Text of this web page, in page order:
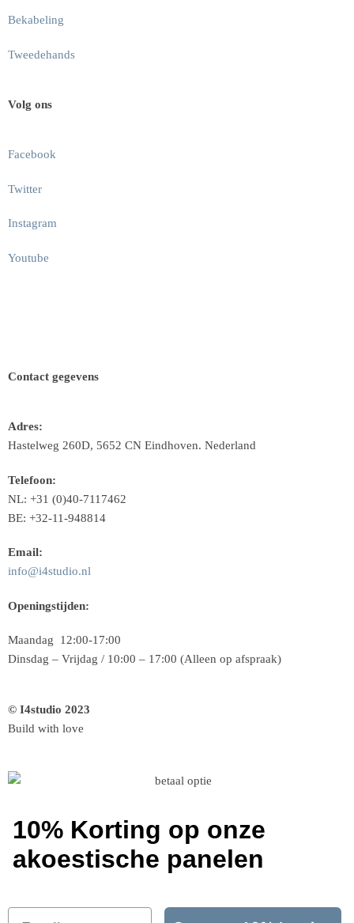
Bekabeling
Tweedehands
Volg ons
Facebook
Twitter
Instagram
Youtube
Contact gegevens
Adres:
Hastelweg 260D, 5652 CN Eindhoven. Nederland
Telefoon:
NL: +31 (0)40-7117462
BE: +32-11-948814
Email:
info@i4studio.nl
Openingstijden:
Maandag 12:00-17:00
Dinsdag – Vrijdag / 10:00 – 17:00 (Alleen op afspraak)
© I4studio 2023
Build with love
10% Korting op onze
akoestische panelen